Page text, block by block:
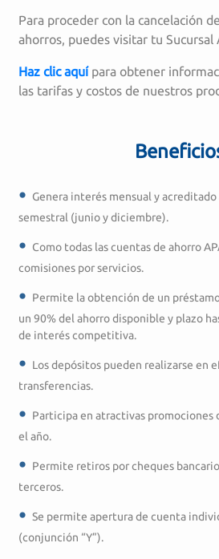
Para proceder con la cancelación
ahorros, puedes visitar tu Sucursal
Haz clic aquípara obtener
las tarifas y costos de nuestros
Genera interés mensual y
semestral (junio y diciembre).
Como todas las cuentas de ahorro
comisiones por servicios.
Permite la obtención de un
un 90% del ahorro disponible y plazo
de interés competitiva.
Los depósitos pueden realizarse en
transferencias.
Participa en atractivas promociones
el año.
Permite retiros por cheques
terceros.
Se permite apertura de cuenta
(conjunción “Y”).